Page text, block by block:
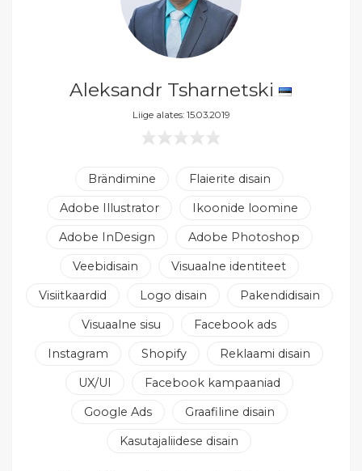
Aleksandr Tsharnetski
Liige alates: 15.03.2019
Brändimine
Flaierite disain
Adobe Illustrator
Ikoonide loomine
Adobe InDesign
Adobe Photoshop
Veebidisain
Visuaalne identiteet
Visiitkaardid
Logo disain
Pakendidisain
Visuaalne sisu
Facebook ads
Instagram
Shopify
Reklaami disain
UX/UI
Facebook kampaaniad
Google Ads
Graafiline disain
Kasutajaliidese disain